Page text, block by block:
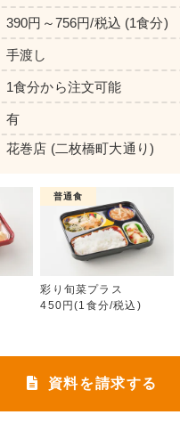
彩り旬菜
390円～756円/税込 (1食分)
手渡し
1食分から注文可能
有
花巻店 (二枚橋町大通り)
普通食
彩り旬菜プラス
450円(1食分/税込)
資料を請求する